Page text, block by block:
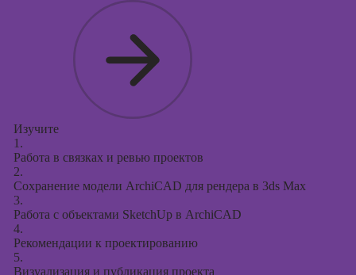
Изучите
1.
Работа в связках и ревью проектов
2.
Сохранение модели ArchiCAD для рендера в 3ds Max
3.
Работа с объектами SketchUp в ArchiCAD
4.
Рекомендации к проектированию
5.
Визуализация и публикация проекта